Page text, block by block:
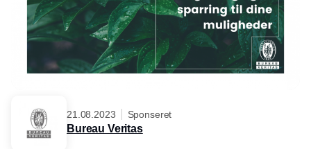
21.08.2023 Sponseret
Bureau Veritas